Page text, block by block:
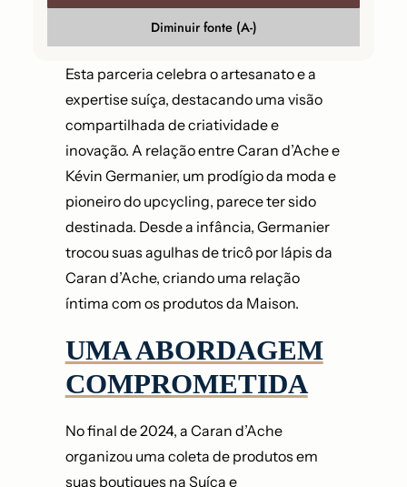
Diminuir fonte (A-)
Esta parceria celebra o artesanato e a
expertise suíça, destacando uma visão
compartilhada de criatividade e
inovação. A relação entre Caran d’Ache e
Kévin Germanier, um prodígio da moda e
pioneiro do upcycling, parece ter sido
destinada. Desde a infância, Germanier
trocou suas agulhas de tricô por lápis da
Caran d’Ache, criando uma relação
íntima com os produtos da Maison.
UMA ABORDAGEM
COMPROMETIDA
No final de 2024, a Caran d’Ache
organizou uma coleta de produtos em
suas boutiques na Suíça e